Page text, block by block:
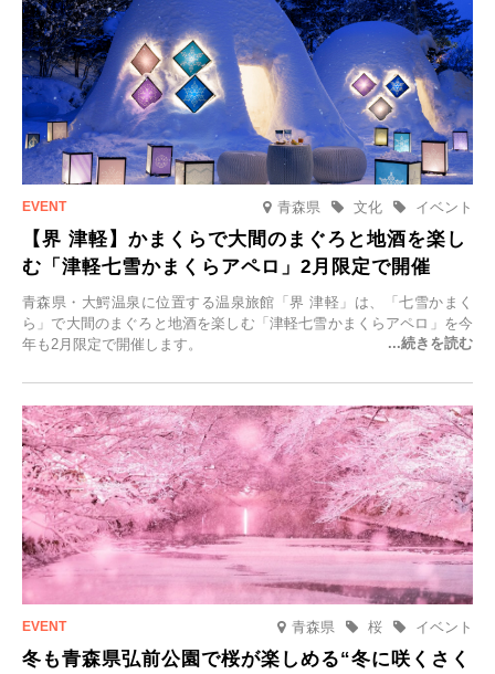
青森県 イベント
文化
【界 津軽】かまくらで大間のまぐろと地酒を楽し
む「津軽七雪かまくらアペロ」2月限定で開催
青森県・大鰐温泉に位置する温泉旅館「界 津軽」は、「七雪かまく
ら」で大間のまぐろと地酒を楽しむ「津軽七雪かまくらアペロ」を今
年も2月限定で開催します。
青森県 イベント
桜
冬も青森県弘前公園で桜が楽しめる“冬に咲くさく